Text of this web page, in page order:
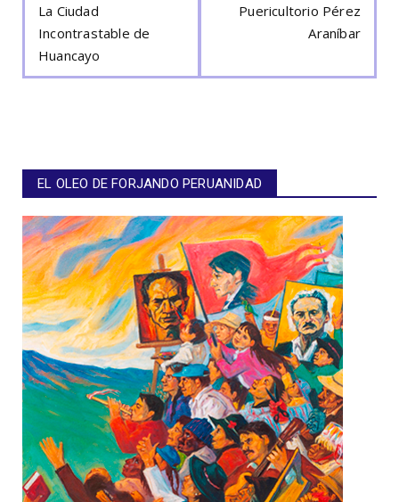
La Ciudad
Incontrastable de
Huancayo
Puericultorio Pérez
Araníbar
EL OLEO DE FORJANDO PERUANIDAD